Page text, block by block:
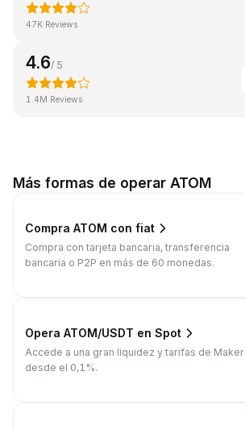
47K Reviews
4.6/ 5
1.4M Reviews
Más formas de operar ATOM
Compra ATOM con fiat
Compra con tarjeta bancaria, transferencia
bancaria o P2P en más de 60 monedas.
Opera ATOM/USDT en Spot
Accede a una gran liquidez y tarifas de Maker
desde el 0,1%.